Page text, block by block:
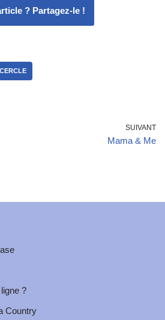
? Partagez-le !
SUIVANT
Mama & Me
?
Country